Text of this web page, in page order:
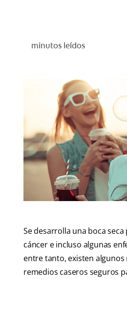
minutos leídos
Se desarrolla una boca
cáncer e incluso algunas
entre tanto, existen
remedios caseros seguros